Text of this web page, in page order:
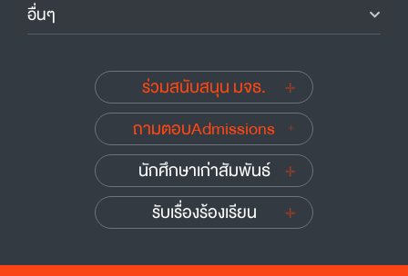
อื่นๆ
ร่วมสนับสนุน มจธ.
ถามตอบAdmissions
นักศึกษาเก่าสัมพันธ์
รับเรื่องร้องเรียน